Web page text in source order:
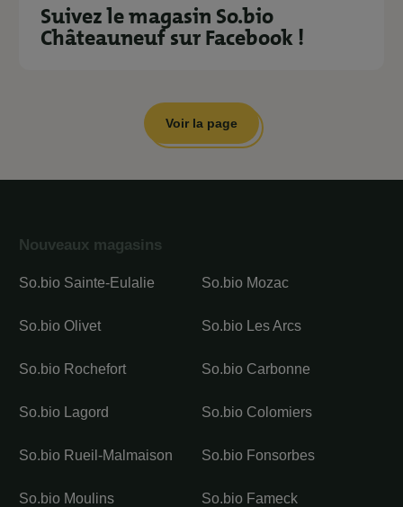
Suivez le magasin So.bio
Châteauneuf sur Facebook !
Voir la page
Nouveaux magasins
So.bio Sainte-Eulalie So.bio Mozac
So.bio Olivet So.bio Les Arcs
So.bio Rochefort So.bio Carbonne
So.bio Lagord So.bio Colomiers
So.bio Rueil-Malmaison So.bio Fonsorbes
So.bio Moulins So.bio Fameck